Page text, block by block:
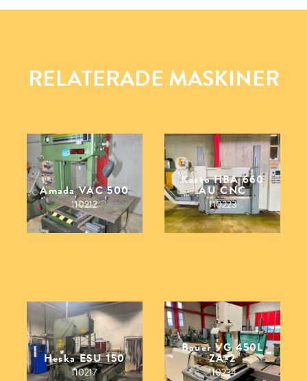
RELATERADE MASKINER
Amada VAC 500
110212
Kasto HBA 660
AU CNC
110223
Heska ESU 150
110217
Bauer VG 450L
ZA-2
110234